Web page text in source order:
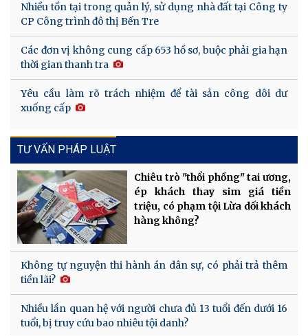
Nhiều tồn tại trong quản lý, sử dụng nhà đất tại Công ty
CP Công trình đô thị Bến Tre
Các đơn vị không cung cấp 653 hồ sơ, buộc phải gia hạn
thời gian thanh tra
Yêu cầu làm rõ trách nhiệm để tài sản công dôi dư
xuống cấp
TƯ VẤN PHÁP LUẬT
Chiêu trò "thổi phồng" tai ương,
ép khách thay sim giá tiền
triệu, có phạm tội Lừa dối khách
hàng không?
Không tự nguyện thi hành án dân sự, có phải trả thêm
tiền lãi?
Nhiều lần quan hệ với người chưa đủ 13 tuổi đến dưới 16
tuổi, bị truy cứu bao nhiêu tội danh?